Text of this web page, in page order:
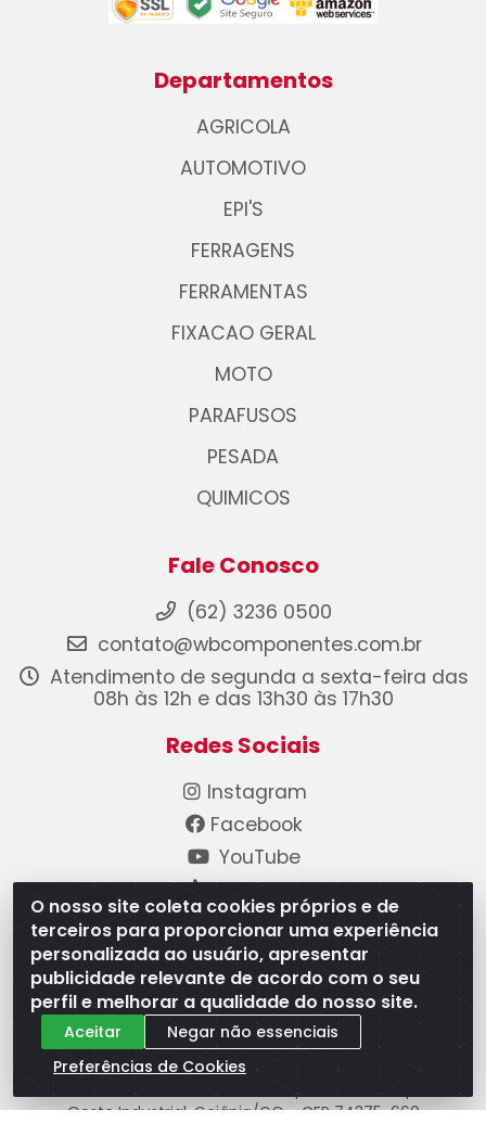
O nosso site coleta cookies próprios e de
terceiros para proporcionar uma experiência
personalizada ao usuário, apresentar
publicidade relevante de acordo com o seu
perfil e melhorar a qualidade do nosso site.
Aceitar
Negar não essenciais
Preferências de Cookies
Departamentos
AGRICOLA
AUTOMOTIVO
EPI'S
FERRAGENS
FERRAMENTAS
FIXACAO GERAL
MOTO
PARAFUSOS
PESADA
QUIMICOS
Fale Conosco
(62) 3236 0500
contato@wbcomponentes.com.br
Atendimento de segunda a sexta-feira das
08h às 12h e das 13h30 às 17h30
Redes Sociais
Instagram
Facebook
YouTube
Linkedin
Formas de Pagamento
WB Componentes Automotivos LTDA - CNPJ
Oeste Industrial, Goiânia/GO - CEP 74375-660